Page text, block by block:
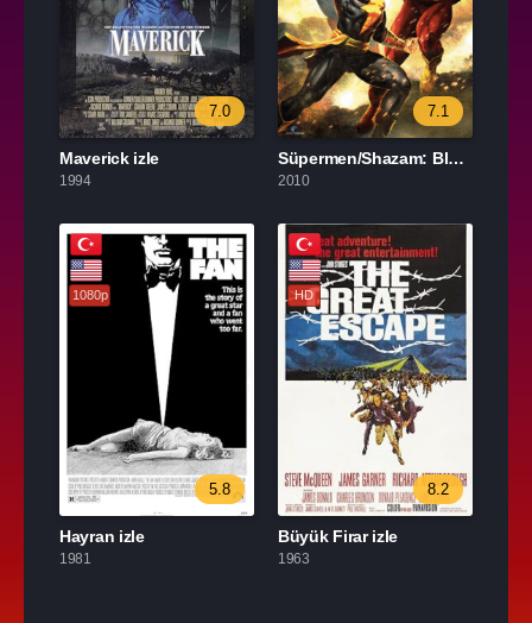
7.0
Maverick izle
1994
7.1
Süpermen/Shazam: Black Adam’ın Dönüşü izle
2010
1080p
5.8
Hayran izle
1981
HD
8.2
Büyük Firar izle
1963